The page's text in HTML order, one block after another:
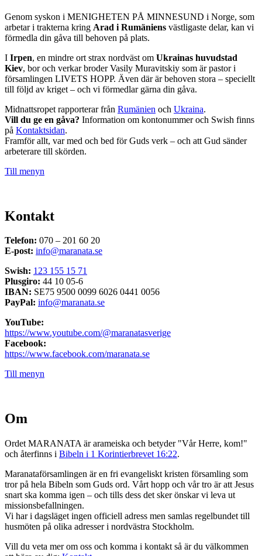
Genom syskon i MENIGHETEN PÅ MINNESUND i Norge, som
arbetar i trakterna kring Arad i Rumäniens västligaste delar, kan vi
förmedla din gåva till behoven på plats.
I Irpen, en mindre ort strax nordväst om Ukrainas huvudstad
Kiev, bor och verkar broder Vasily Muravitskiy som är pastor i
församlingen LIVETS HOPP. Även där är behoven stora – speciellt
till följd av kriget – och vi förmedlar gärna din gåva.
Midnattsropet rapporterar från Rumänien och Ukraina.
Vill du ge en gåva? Information om kontonummer och Swish finns
på Kontaktsidan.
Framför allt, var med och bed för Guds verk – och att Gud sänder
arbeterare till skörden.
Till menyn
Kontakt
Telefon: 070 – 201 60 20
E-post: info@maranata.se
Swish: 123 155 15 71
Plusgiro: 44 10 05-6
IBAN: SE75 9500 0099 6026 0441 0056
PayPal: info@maranata.se
YouTube:
https://www.youtube.com/@maranatasverige
Facebook:
https://www.facebook.com/maranata.se
Till menyn
Om
Ordet MARANATA är arameiska och betyder "Vår Herre, kom!"
och återfinns i Bibeln i 1 Korintierbrevet 16:22.
Maranataförsamlingen är en fri evangeliskt kristen församling som
tror på hela Bibeln som Guds ord. Vårt hopp och vår tro är att Jesus
snart ska komma igen – och tills dess det sker önskar vi leva ut
missionsbefallningen.
Vi har i dagsläget ingen officiell adress men samlas regelbundet till
husmöten på olika adresser i nordvästra Stockholm.
Vill du veta mer om oss och komma i kontakt så är du välkommen